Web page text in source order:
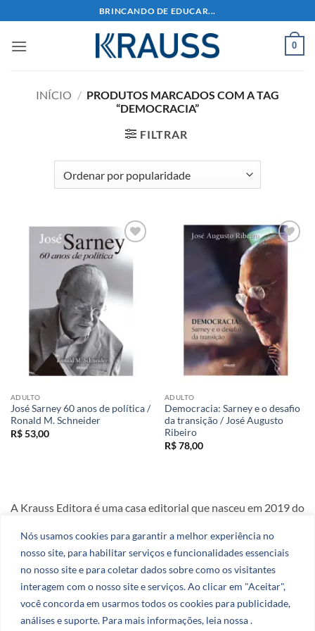
Nós usamos cookies para garantir a melhor experiência no
nosso site, para habilitar serviços e funcionalidades essenciais
no nosso site e para coletar dados sobre como os visitantes
interagem com o nosso site e serviços. Ao clicar em "Aceitar",
você concorda em usarmos todos os cookies para publicidade,
análises e suporte. Para mais informações, leia nossa .
to
content
BRINCANDO DE EDUCAR...
0
INÍCIO / PRODUTOS MARCADOS COM A TAG
“DEMOCRACIA”
FILTRAR
Adicionar
aos meus
ADULTO
José Sarney 60 anos de política /
Ronald M. Schneider
R$53,00
Adicionar
ADULTO
Democracia: Sarney e o desafio
da transição / José Augusto
Ribeiro
R$78,00
A Krauss Editora é uma casa editorial que nasceu em 2019 do
CNPJ: 51.078.290.0001-27